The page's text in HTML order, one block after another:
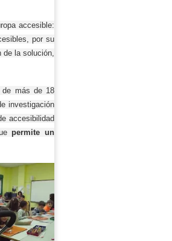
accesible:
por su
de la solución,
de más de 18
investigación
accesibilidad
permite un